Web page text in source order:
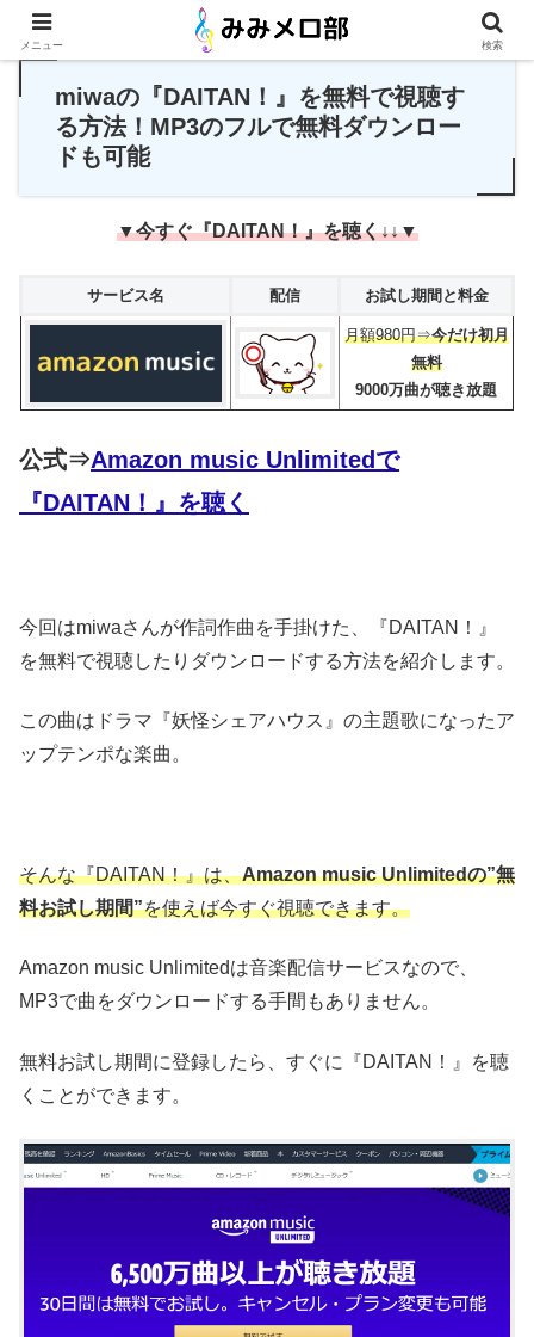
PR
miwaの『DAITAN！』を無料で視聴す
る方法！MP3のフルで無料ダウンロー
ドも可能
▼今すぐ『DAITAN！』を聴く↓↓▼
サービス名 配信 お試し期間と料金
月額980円⇒今だけ初月
無料
9000万曲が聴き放題
公式⇒Amazon music Unlimitedで
『DAITAN！』を聴く
今回はmiwaさんが作詞作曲を手掛けた、『DAITAN！』
を無料で視聴したりダウンロードする方法を紹介します。
この曲はドラマ『妖怪シェアハウス』の主題歌になったア
ップテンポな楽曲。
そんな『DAITAN！』は、Amazon music Unlimitedの”無
料お試し期間”を使えば今すぐ視聴できます。
Amazon music Unlimitedは音楽配信サービスなので、
MP3で曲をダウンロードする手間もありません。
無料お試し期間に登録したら、すぐに『DAITAN！』を聴
くことができます。
メニュー 検索